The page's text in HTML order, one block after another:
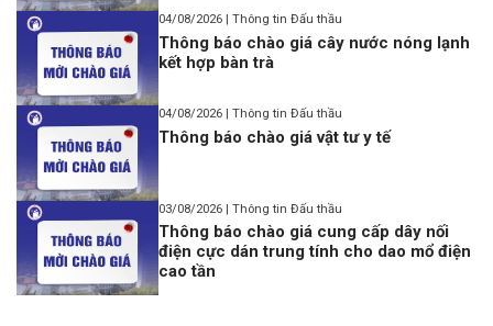
04/08/2026 | Thông tin Đấu thầu
Thông báo chào giá cây nước nóng lạnh
kết hợp bàn trà
04/08/2026 | Thông tin Đấu thầu
Thông báo chào giá vật tư y tế
03/08/2026 | Thông tin Đấu thầu
Thông báo chào giá cung cấp dây nối
điện cực dán trung tính cho dao mổ điện
cao tần